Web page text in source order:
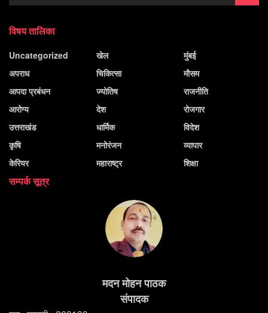
विषय तालिका
Uncategorized
अपराध
आपदा प्रबंधन
आरोग्य
उत्तराखंड
कृषि
केरियर
खेल
चिकित्सा
ज्योतिष
देश
धार्मिक
मनोरंजन
महाराष्ट्र
मुंबई
मौसम
राजनीति
रोजगार
विदेश
व्यापार
शिक्षा
सम्पर्क सूत्र
मदन मोहन पाठक
संपादक